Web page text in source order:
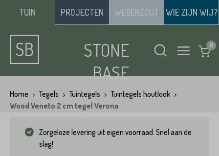
TUIN PROJECTEN WEGENZOUT WIE ZIJN WIJ?
STONE
BASE
Home Tegels Tuintegels
Tuintegels houtlook
Wood Veneto 2 cm tegel Verona
Zorgeloze levering uit eigen voorraad. Snel aan de
slag!